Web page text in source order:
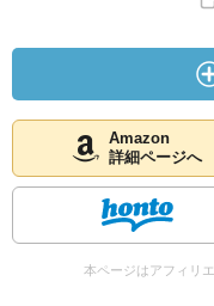
Amazon
詳細ページへ
本ページはアフィリ